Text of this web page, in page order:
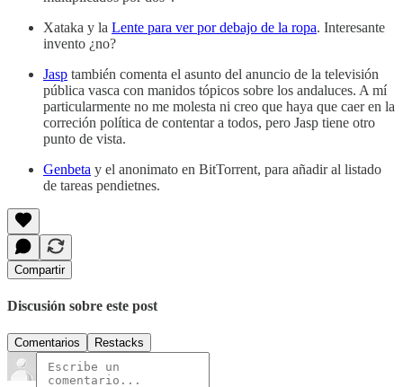
Xataka y la Lente para ver por debajo de la ropa. Interesante
invento ¿no?
Jasp también comenta el asunto del anuncio de la televisión
pública vasca con manidos tópicos sobre los andaluces. A mí
particularmente no me molesta ni creo que haya que caer en la
correción política de contentar a todos, pero Jasp tiene otro
punto de vista.
Genbeta y el anonimato en BitTorrent, para añadir al listado
de tareas pendietnes.
Compartir
Discusión sobre este post
Comentarios Restacks